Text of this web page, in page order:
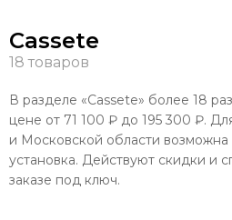
Cassete
В разделе «Cassete» более 18
цене от 71 100 ₽ до 195 300 ₽.
и Московской области возможна
установка. Действуют скидки и
заказе под ключ.